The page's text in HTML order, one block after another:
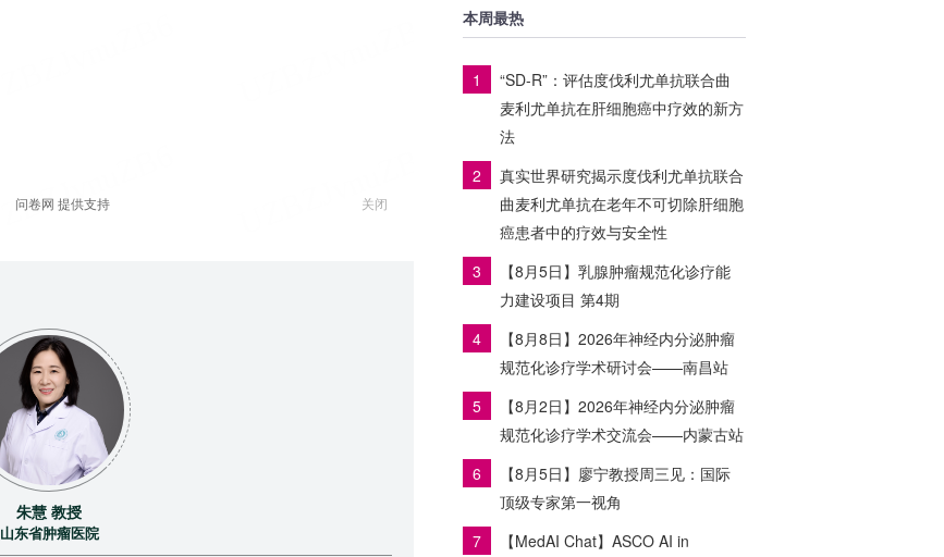
本周最热
1
“SD-R”：评估度伐利尤单抗联合曲
麦利尤单抗在肝细胞癌中疗效的新方
法
2
真实世界研究揭示度伐利尤单抗联合
曲麦利尤单抗在老年不可切除肝细胞
癌患者中的疗效与安全性
3
【8月5日】乳腺肿瘤规范化诊疗能
力建设项目 第4期
4
【8月8日】2026年神经内分泌肿瘤
规范化诊疗学术研讨会——南昌站
5
【8月2日】2026年神经内分泌肿瘤
规范化诊疗学术交流会——内蒙古站
6
【8月5日】廖宁教授周三见：国际
顶级专家第一视角
7
【MedAI Chat】ASCO AI in
朱慧 教授
山东省肿瘤医院